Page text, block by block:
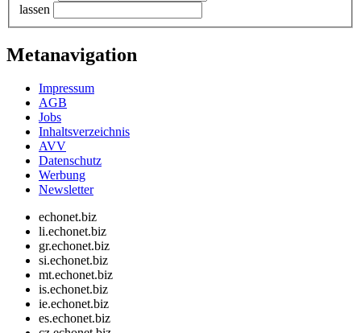
lassen
Metanavigation
Impressum
AGB
Jobs
Inhaltsverzeichnis
AVV
Datenschutz
Werbung
Newsletter
echonet.biz
li.echonet.biz
gr.echonet.biz
si.echonet.biz
mt.echonet.biz
is.echonet.biz
ie.echonet.biz
es.echonet.biz